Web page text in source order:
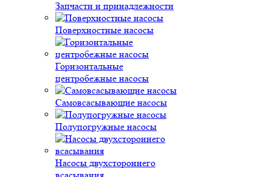
Запчасти и принадлежности
Поверхностные насосы
Горизонтальные
центробежные насосы
Самовсасывающие насосы
Полупогружные насосы
Насосы двухстороннего